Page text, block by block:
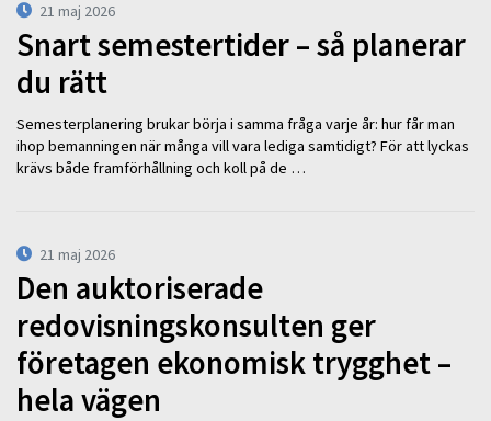
21 maj 2026
Snart semestertider – så planerar
du rätt
Semesterplanering brukar börja i samma fråga varje år: hur får man
ihop bemanningen när många vill vara lediga samtidigt? För att lyckas
krävs både framförhållning och koll på de …
21 maj 2026
Den auktoriserade
redovisningskonsulten ger
företagen ekonomisk trygghet –
hela vägen